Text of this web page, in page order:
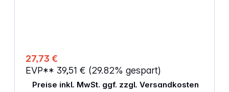
27,73 €
EVP** 39,51 € (29.82% gespart)
Preise inkl. MwSt. ggf. zzgl. Versandkosten